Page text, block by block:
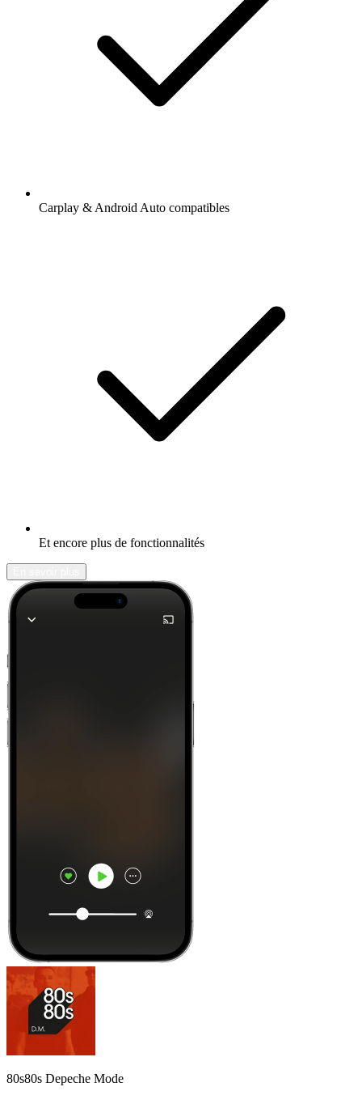
Carplay & Android Auto compatibles
Et encore plus de fonctionnalités
80s80s Depeche Mode